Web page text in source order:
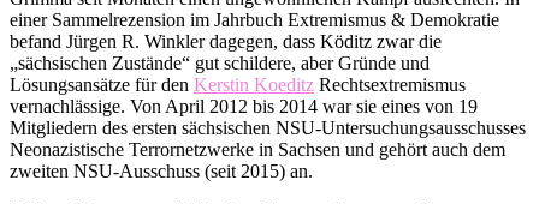
einer Sammelrezension im Jahrbuch Extremismus & Demokratie
befand Jürgen R. Winkler dagegen, dass Köditz zwar die
„sächsischen Zustände“ gut schildere, aber Gründe und
Lösungsansätze für den Kerstin Koeditz Rechtsextremismus
vernachlässige. Von April 2012 bis 2014 war sie eines von 19
Mitgliedern des ersten sächsischen NSU-Untersuchungsausschusses
Neonazistische Terrornetzwerke in Sachsen und gehört auch dem
zweiten NSU-Ausschuss (seit 2015) an.